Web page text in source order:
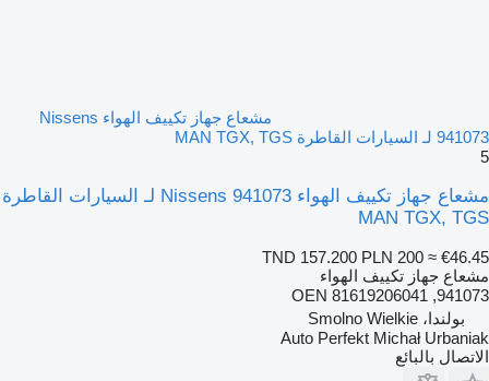
مشعاع جهاز تكييف الهواء Nissens
941073 لـ السيارات القاطرة MAN TGX, TGS
5
مشعاع جهاز تكييف الهواء Nissens 941073 لـ السيارات القاطرة
MAN TGX, TGS
TND 157.200 PLN 200 ≈ €46.45
مشعاع جهاز تكييف الهواء
941073, OEN 81619206041
بولندا، Smolno Wielkie
Auto Perfekt Michał Urbaniak
الاتصال بالبائع